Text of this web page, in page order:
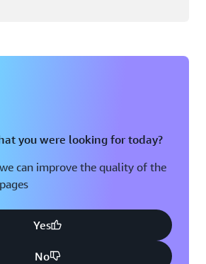
you were looking for today?
can improve the quality of the
Yes
No